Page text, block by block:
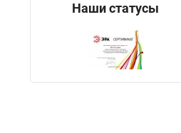
Наши статусы